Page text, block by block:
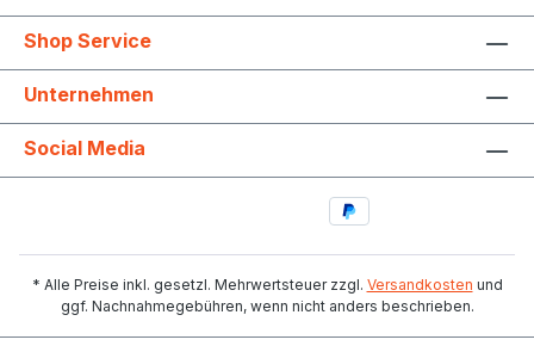
Shop Service
Unternehmen
Social Media
* Alle Preise inkl. gesetzl. Mehrwertsteuer zzgl. Versandkosten und
ggf. Nachnahmegebühren, wenn nicht anders beschrieben.